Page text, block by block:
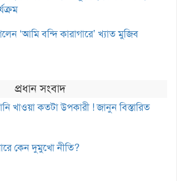
‘আমি বন্দি কারাগারে’ খ্যাত মুজিব
প্রধান সংবাদ
খাওয়া কতটা উপকারী ! জানুন বিস্তারিত
কেন দুমুখো নীতি?